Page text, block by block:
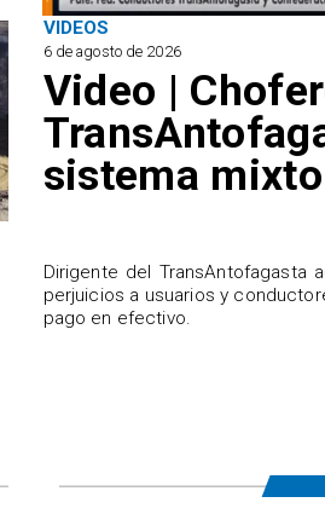
VIDEOS
6 de agosto de 2026
Video |
sistema
​Dirigente del TransAntofagasta
perjuicios a usuarios y
pago en efectivo.